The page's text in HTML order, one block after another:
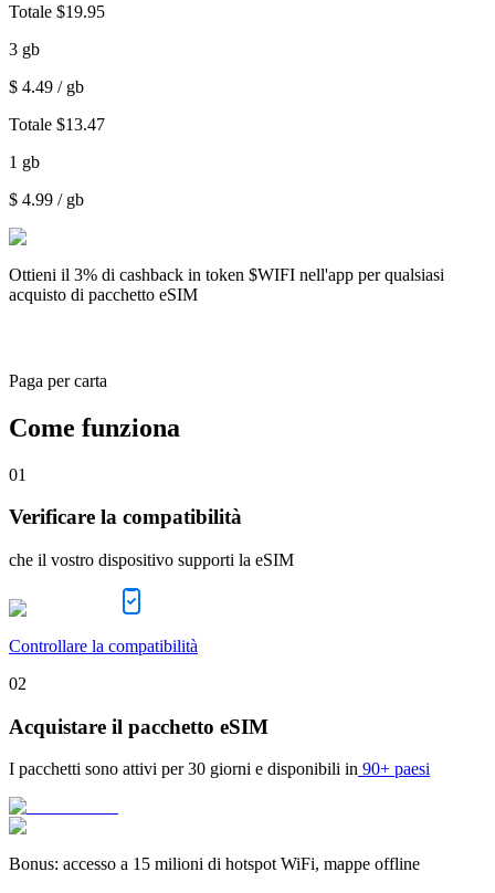
Totale $19.95
3 gb
$ 4.49 / gb
Totale $13.47
1 gb
$ 4.99 / gb
Ottieni il 3% di cashback in token $WIFI nell'app per qualsiasi
acquisto di pacchetto eSIM
Paga per carta
Come funziona
01
Verificare la compatibilità
che il vostro dispositivo supporti la eSIM
Controllare la compatibilità
02
Acquistare il pacchetto eSIM
I pacchetti sono attivi per 30 giorni e disponibili in 90+ paesi
Bonus: accesso a 15 milioni di hotspot WiFi, mappe offline